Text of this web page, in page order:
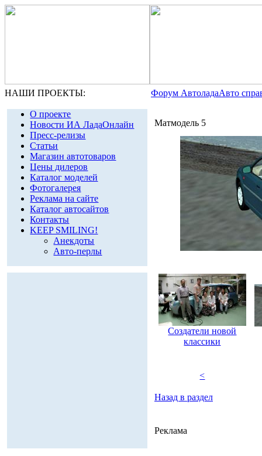
НАШИ ПРОЕКТЫ: Форум АвтоладаАвто
О проекте
Новости ИА ЛадаОнлайн
Пресс-релизы
Статьи
Магазин автотоваров
Цены дилеров
Каталог моделей
Фотогалерея
Реклама на сайте
Каталог автосайтов
Контакты
KEEP SMILING!
Анекдоты
Авто-перлы
Матмодель 5
Создатели новой
классики
<
Назад в раздел
Реклама